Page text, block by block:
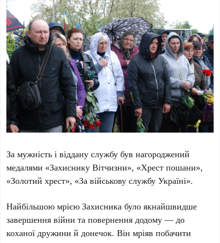
За мужність і віддану службу був нагороджений
медалями «Захиснику Вітчизни», «Хрест пошани»,
«Золотий хрест», «За військову службу Україні».
Найбільшою мрією Захисника було якнайшвидше
завершення війни та повернення додому — до
коханої дружини й донечок. Він мріяв побачити